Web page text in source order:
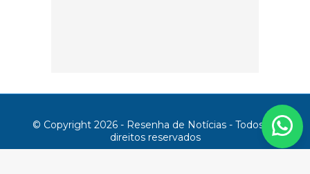
© Copyright 2026 - Resenha de Notícias - Todos os
direitos reservados